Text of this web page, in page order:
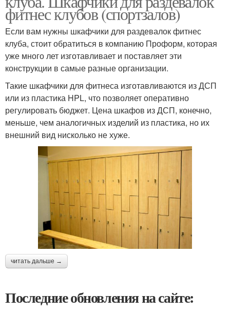
фитнес клубов (спортзалов)
Если вам нужны шкафчики для раздевалок фитнес
клуба, стоит обратиться в компанию Проформ, которая
уже много лет изготавливает и поставляет эти
конструкции в самые разные организации.
Такие шкафчики для фитнеса изготавливаются из ДСП
или из пластика HPL, что позволяет оперативно
регулировать бюджет. Цена шкафов из ДСП, конечно,
меньше, чем аналогичных изделий из пластика, но их
внешний вид нисколько не хуже.
читать дальше →
Последние обновления на сайте: